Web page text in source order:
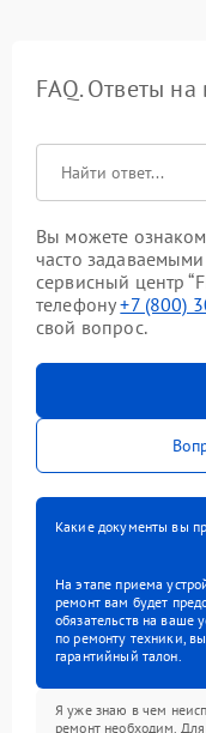
FAQ. Ответы
Вы можете
часто
сервисный центр
телефону+7 (800)
свой вопрос.
Какие документы вы
На этапе приема
ремонт вам будет
обязательств на ваше
по ремонту техники,
гарантийный талон.
Я уже знаю в чем
ремонт необходим. Для